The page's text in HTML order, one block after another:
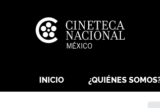
INICIO ¿QUIÉNES